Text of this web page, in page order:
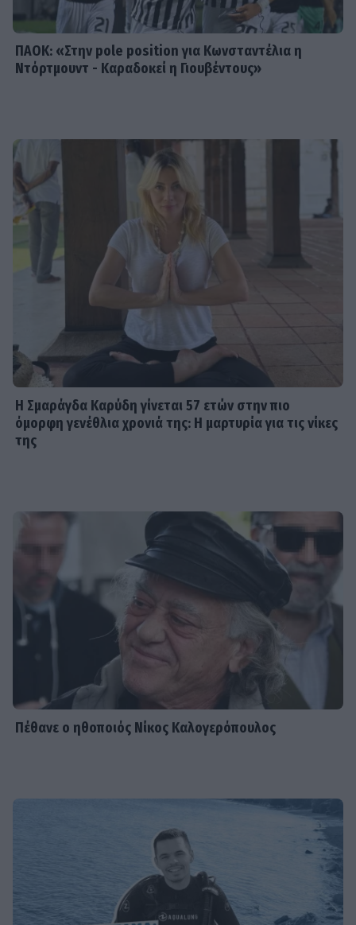
αποκάλυψη για το καταφύγιο στην
Κύθνο
ΠΑΟΚ: «Στην pole position για Κωνσταντέλια η
Ντόρτμουντ - Καραδοκεί η Γιουβέντους»
Η Σμαράγδα Καρύδη γίνεται 57 ετών στην πιο
όμορφη γενέθλια χρονιά της: Η μαρτυρία για τις νίκες
της
Πέθανε ο ηθοποιός Νίκος Καλογερόπουλος